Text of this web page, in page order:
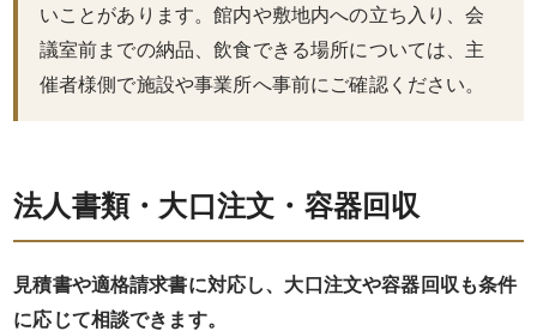
合
わ
子
いことがあります。館内や敷地内への立ち入り、会
議室前までの納品、飲食できる場所については、主
催者様側で施設や事業所へ事前にご確認ください。
法人書類・大口注文・容器回収
見積書や適格請求書に対応し、大口注文や容器回収も条件
に応じて相談できます。